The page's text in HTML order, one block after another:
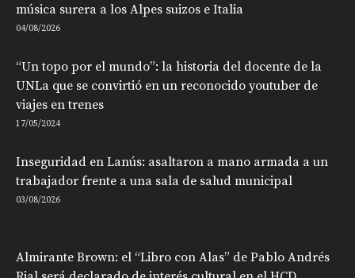
música surera a los Alpes suizos e Italia
04/08/2026
“Un topo por el mundo”: la historia del docente de la
UNLa que se convirtió en un reconocido youtuber de
viajes en trenes
17/05/2024
Inseguridad en Lanús: asaltaron a mano armada a un
trabajador frente a una sala de salud municipal
03/08/2026
Almirante Brown: el “Libro con Alas” de Pablo Andrés